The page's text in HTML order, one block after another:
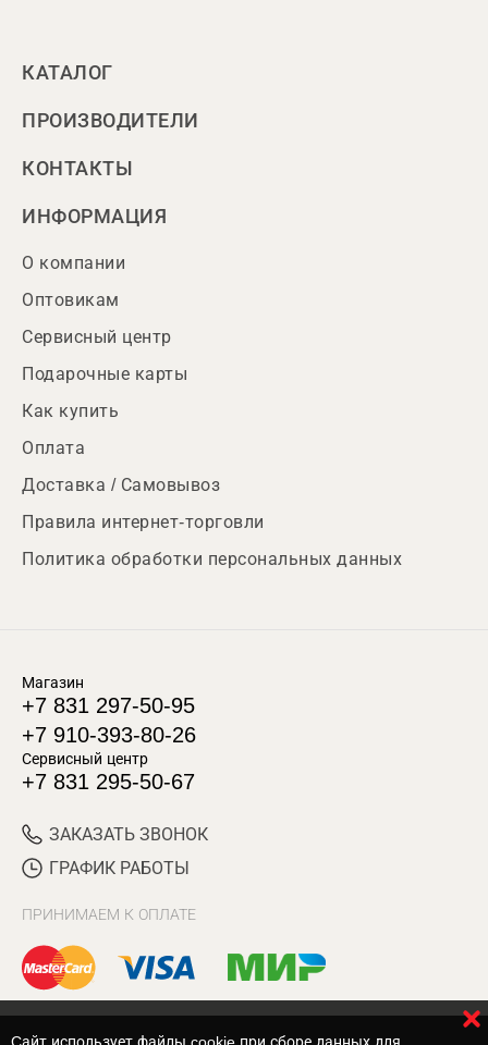
КАТАЛОГ
ПРОИЗВОДИТЕЛИ
КОНТАКТЫ
ИНФОРМАЦИЯ
О компании
Оптовикам
Сервисный центр
Подарочные карты
Как купить
Оплата
Доставка / Самовывоз
Правила интернет-торговли
Политика обработки персональных данных
Магазин
+7 831 297-50-95
+7 910-393-80-26
Сервисный центр
+7 831 295-50-67
ЗАКАЗАТЬ ЗВОНОК
ГРАФИК РАБОТЫ
ПРИНИМАЕМ К ОПЛАТЕ